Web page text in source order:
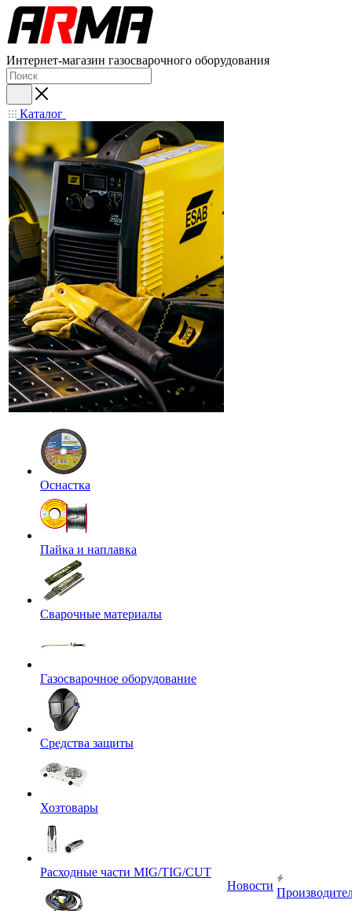
Интернет-магазин газосварочного оборудования
Каталог
Оснастка
Пайка и наплавка
Сварочные материалы
Газосварочное оборудование
Средства защиты
Хозтовары
Расходные части MIG/TIG/CUT
Новости